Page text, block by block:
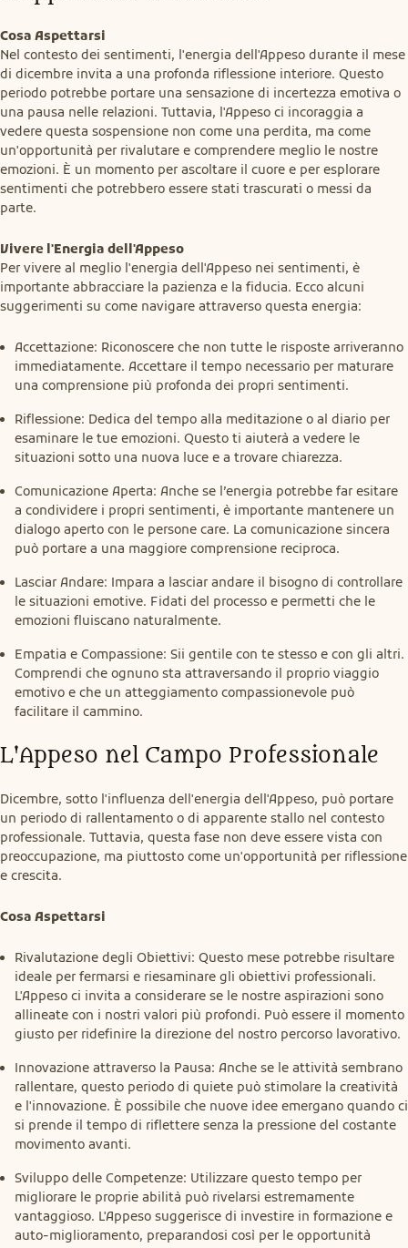
Cosa Aspettarsi
Nel contesto dei sentimenti, l'energia dell'Appeso durante il mese
di dicembre invita a una profonda riflessione interiore. Questo
periodo potrebbe portare una sensazione di incertezza emotiva o
una pausa nelle relazioni. Tuttavia, l'Appeso ci incoraggia a
vedere questa sospensione non come una perdita, ma come
un'opportunità per rivalutare e comprendere meglio le nostre
emozioni. È un momento per ascoltare il cuore e per esplorare
sentimenti che potrebbero essere stati trascurati o messi da
parte.
Vivere l'Energia dell'Appeso
Per vivere al meglio l'energia dell'Appeso nei sentimenti, è
importante abbracciare la pazienza e la fiducia. Ecco alcuni
suggerimenti su come navigare attraverso questa energia:
Accettazione: Riconoscere che non tutte le risposte arriveranno
immediatamente. Accettare il tempo necessario per maturare
una comprensione più profonda dei propri sentimenti.
Riflessione: Dedica del tempo alla meditazione o al diario per
esaminare le tue emozioni. Questo ti aiuterà a vedere le
situazioni sotto una nuova luce e a trovare chiarezza.
Comunicazione Aperta: Anche se l’energia potrebbe far esitare
a condividere i propri sentimenti, è importante mantenere un
dialogo aperto con le persone care. La comunicazione sincera
può portare a una maggiore comprensione reciproca.
Lasciar Andare: Impara a lasciar andare il bisogno di controllare
le situazioni emotive. Fidati del processo e permetti che le
emozioni fluiscano naturalmente.
Empatia e Compassione: Sii gentile con te stesso e con gli altri.
Comprendi che ognuno sta attraversando il proprio viaggio
emotivo e che un atteggiamento compassionevole può
facilitare il cammino.
L'Appeso nel Campo Professionale
Dicembre, sotto l'influenza dell'energia dell'Appeso, può portare
un periodo di rallentamento o di apparente stallo nel contesto
professionale. Tuttavia, questa fase non deve essere vista con
preoccupazione, ma piuttosto come un'opportunità per riflessione
e crescita.
Cosa Aspettarsi
Rivalutazione degli Obiettivi: Questo mese potrebbe risultare
ideale per fermarsi e riesaminare gli obiettivi professionali.
L'Appeso ci invita a considerare se le nostre aspirazioni sono
allineate con i nostri valori più profondi. Può essere il momento
giusto per ridefinire la direzione del nostro percorso lavorativo.
Innovazione attraverso la Pausa: Anche se le attività sembrano
rallentare, questo periodo di quiete può stimolare la creatività
e l'innovazione. È possibile che nuove idee emergano quando ci
si prende il tempo di riflettere senza la pressione del costante
movimento avanti.
Sviluppo delle Competenze: Utilizzare questo tempo per
migliorare le proprie abilità può rivelarsi estremamente
vantaggioso. L'Appeso suggerisce di investire in formazione e
auto-miglioramento, preparandosi così per le opportunità